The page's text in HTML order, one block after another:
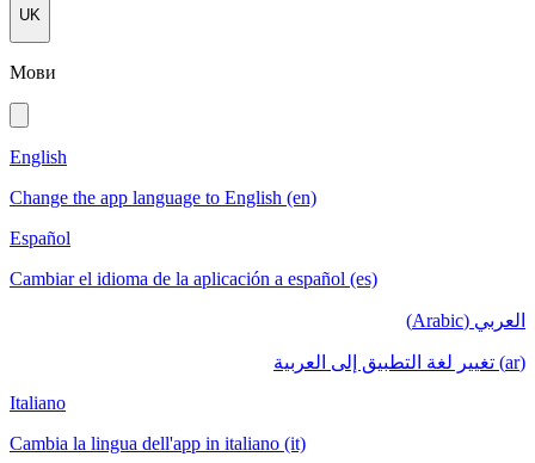
UK
Мови
English
Change the app language to English (en)
Español
Cambiar el idioma de la aplicación a español (es)
العربي (Arabic)
(ar) تغيير لغة التطبيق إلى العربية
Italiano
Cambia la lingua dell'app in italiano (it)